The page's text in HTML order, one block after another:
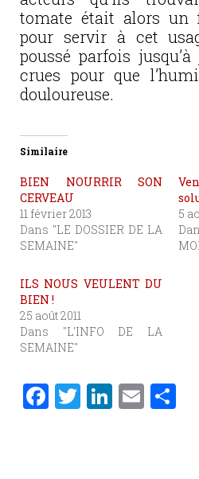
tomate était alors un
pour servir à cet
poussé parfois
crues pour que
douloureuse.
Similaire
BIEN NOURRIR SON
CERVEAU
11 février 2013
Dans "LE DOSSIER DE LA
SEMAINE"
5
ILS NOUS VEULENT DU
BIEN !
25 août 2011
Dans "L'INFO DE LA
SEMAINE"
F T Li E